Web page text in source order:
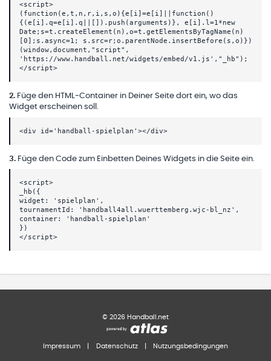
<script>
(function(e,t,n,r,i,s,o){e[i]=e[i]||function()
{(e[i].q=e[i].q||[]).push(arguments)}, e[i].l=1*new
Date;s=t.createElement(n),o=t.getElementsByTagName(n)
[0];s.async=1; s.src=r;o.parentNode.insertBefore(s,o)})
(window,document,"script",
'https://www.handball.net/widgets/embed/v1.js',"_hb");
</script>
2. Füge den HTML-Container in Deiner Seite dort ein, wo das
Widget erscheinen soll.
<div id='handball-spielplan'></div>
3. Füge den Code zum Einbetten Deines Widgets in die Seite ein.
<script>
_hb({
widget: 'spielplan',
tournamentId: 'handball4all.wuerttemberg.wjc-bl_nz',
container: 'handball-spielplan'
})
</script>
© 2026 Handball.net
Impressum Datenschutz Nutzungsbedingungen